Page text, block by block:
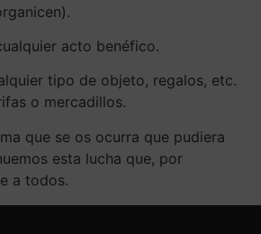
acto benéfico.
tipo de objeto, regalos, etc.
o mercadillos.
que se os ocurra que pudiera
esta lucha que, por
a todos.